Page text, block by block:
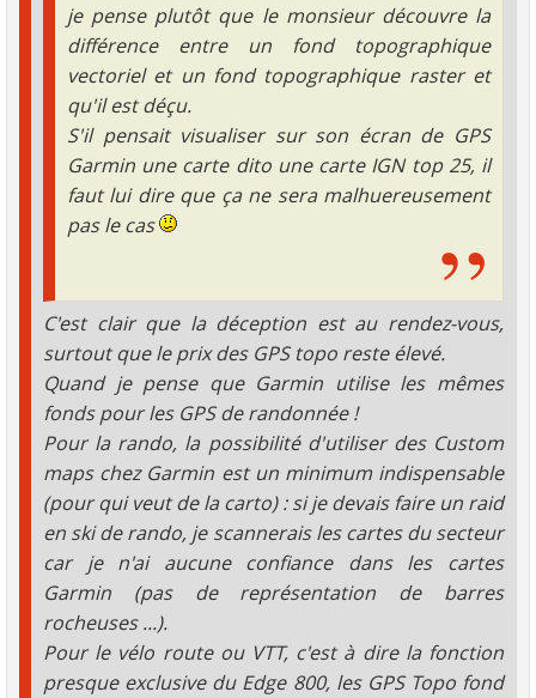
je pense plutôt que le monsieur découvre la
différence entre un fond topographique
vectoriel et un fond topographique raster et
qu'il est déçu.
S'il pensait visualiser sur son écran de GPS
Garmin une carte dito une carte IGN top 25, il
faut lui dire que ça ne sera malhuereusement
pas le cas
C'est clair que la déception est au rendez-vous,
surtout que le prix des GPS topo reste élevé.
Quand je pense que Garmin utilise les mêmes
fonds pour les GPS de randonnée !
Pour la rando, la possibilité d'utiliser des Custom
maps chez Garmin est un minimum indispensable
(pour qui veut de la carto) : si je devais faire un raid
en ski de rando, je scannerais les cartes du secteur
car je n'ai aucune confiance dans les cartes
Garmin (pas de représentation de barres
rocheuses ...).
Pour le vélo route ou VTT, c'est à dire la fonction
presque exclusive du Edge 800, les GPS Topo fond